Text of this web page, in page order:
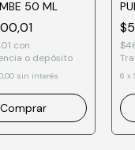
50 ML
con
o depósito
sin interés
Comprar
6 x